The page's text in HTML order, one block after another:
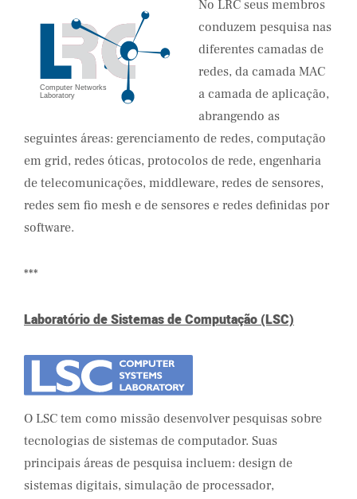
No LRC seus membros
conduzem pesquisa nas
diferentes camadas de
redes, da camada MAC
a camada de aplicação,
abrangendo as
seguintes áreas: gerenciamento de redes, computação
em grid, redes óticas, protocolos de rede, engenharia
de telecomunicações, middleware, redes de sensores,
redes sem fio mesh e de sensores e redes definidas por
software.
***
Laboratório de Sistemas de Computação (LSC)
O LSC tem como missão desenvolver pesquisas sobre
tecnologias de sistemas de computador. Suas
principais áreas de pesquisa incluem: design de
sistemas digitais, simulação de processador,